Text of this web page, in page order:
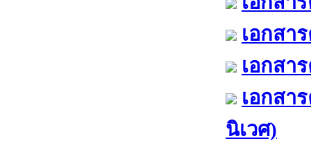
เอกสา
เอกสา
เอกสา
นิเวศ)